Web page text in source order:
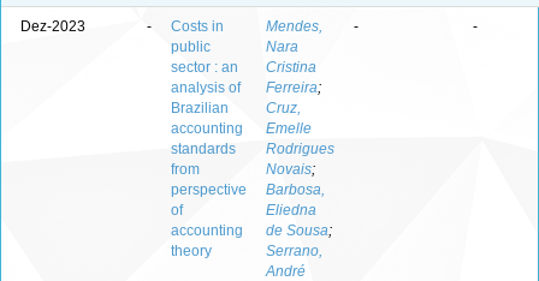
Dez-2023 -
Costs in
public
sector : an
analysis of
Brazilian
accounting
standards
from
perspective
of
accounting
theory
Mendes,
Nara
Cristina
Ferreira;
Cruz,
Emelle
Rodrigues
Novais;
Barbosa,
Eliedna
de Sousa;
Serrano,
André
- -